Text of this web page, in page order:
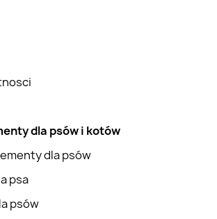
dla psów i kotów
dla psów
psa
psów